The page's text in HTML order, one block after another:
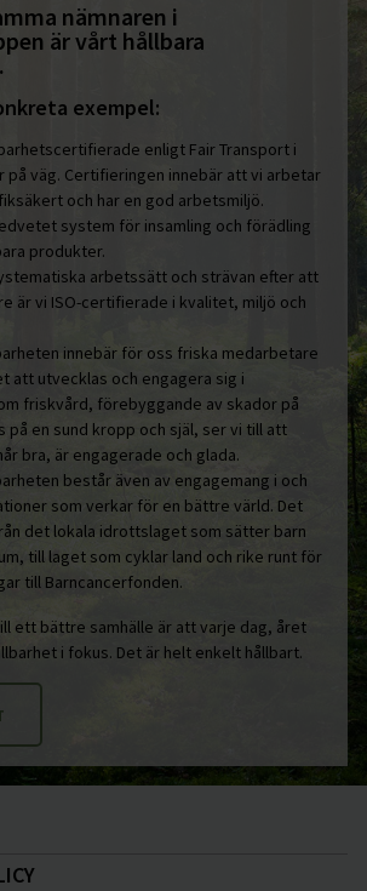
nämnaren i
är vårt hållbara
exempel:
enligt Fair Transport i
väg. Certifieringen innebär att vi arbetar
och har en god arbetsmiljö.
system för insamling och förädling
produkter.
arbetssätt och strävan efter att
är vi ISO-certifierade i kvalitet, miljö och
innebär för oss friska medarbetare
att utvecklas och engagera sig i
friskvård, förebyggande av skador på
på en sund kropp och själ, ser vi till att
bra, är engagerade och glada.
består även av engagemang i och
som verkar för en bättre värld. Det
det lokala idrottslaget som sätter barn
till laget som cyklar land och rike runt för
till Barncancerfonden.
ett bättre samhälle är att varje dag, året
i fokus. Det är helt enkelt hållbart.